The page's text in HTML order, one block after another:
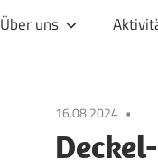
Über uns
16.08.2024